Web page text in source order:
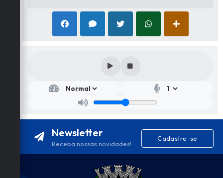
etar
o e
Cult
Newsletter
Receba nossas novidades!
Cadastre-se